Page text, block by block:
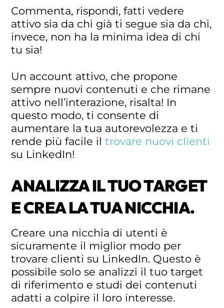
Commenta, rispondi, fatti vedere
attivo sia da chi già ti segue sia da chi,
invece, non ha la minima idea di chi
tu sia!
Un account attivo, che propone
sempre nuovi contenuti e che rimane
attivo nell’interazione, risalta! In
questo modo, ti consente di
aumentare la tua autorevolezza e ti
rende più facile iltrovare nuovi clienti
su LinkedIn!
ANALIZZA IL TUO TARGET
E CREA LA TUA NICCHIA.
Creare una nicchia di utenti è
sicuramente il miglior modo per
trovare clienti su LinkedIn. Questo è
possibile solo se analizzi il tuo target
di riferimento e studi dei contenuti
adatti a colpire il loro interesse.